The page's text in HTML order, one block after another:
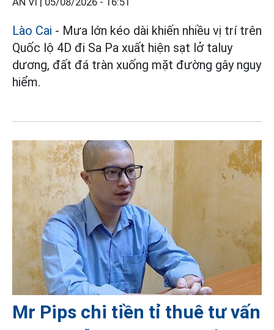
Lào Cai - Mưa lớn kéo dài khiến nhiều vị trí trên
Quốc lộ 4D đi Sa Pa xuất hiện sạt lở taluy
dương, đất đá tràn xuống mặt đường gây nguy
hiểm.
Mr Pips chi tiền tỉ thuê tư vấn